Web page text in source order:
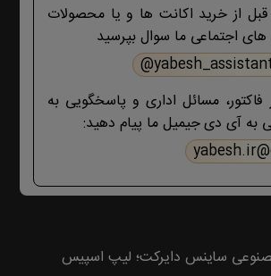
قبل از خرید اکانت ها و یا محصولات
اجتماعی ما سوال بپرسید
فاکتور، مسائل اداری و پاسخگویی به
به آی دی جیمیل ما پیام دهید:
ساینس دایرکت؛ لیپ اسپیس
امبیس AI است.
با ما در پایین صفحات یابش
است، مطابق موضوع با ما تماس
بگیرید. با تشکر